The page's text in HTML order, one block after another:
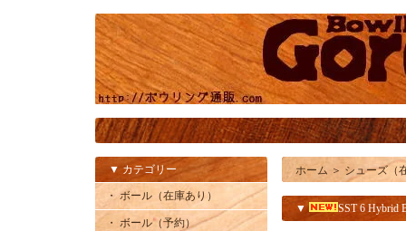
▼ カテゴリー
・ ボール（在庫あり）
・ ボール（予約）
ホーム ＞ シューズ（
▼ SST 6 Hybrid